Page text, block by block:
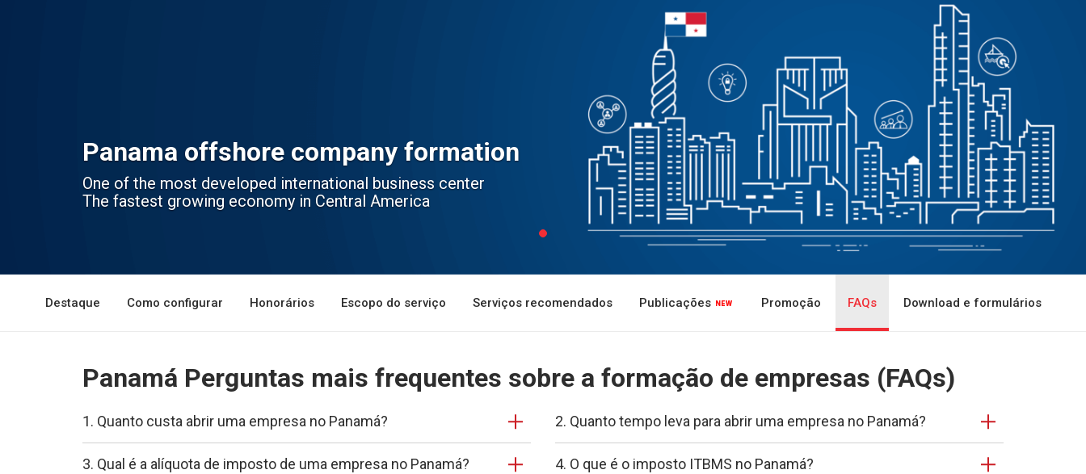
Panama offshore company formation
One of the most developed international business center
The fastest growing economy in Central America
Destaque Como configurar Honorários Escopo do serviço Serviços recomendados Publicações Promoção FAQs Download e formulários
Panamá Perguntas mais frequentes sobre a formação de empresas (FAQs)
1. Quanto custa abrir uma empresa no Panamá? 2. Quanto tempo leva para abrir uma empresa no Panamá?
3. Qual é a alíquota de imposto de uma empresa no Panamá? 4. O que é o imposto ITBMS no Panamá?